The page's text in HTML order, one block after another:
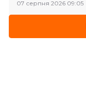
07 серпня 2026 09:05